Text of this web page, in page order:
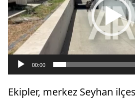
00:00
Ekipler, merkez Seyhan